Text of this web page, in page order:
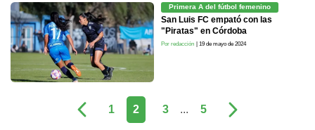
Primera A del fútbol femenino
San Luis FC empató con las
"Piratas" en Córdoba
Por redacción | 19 de mayo de 2024
1 2 3 ... 5